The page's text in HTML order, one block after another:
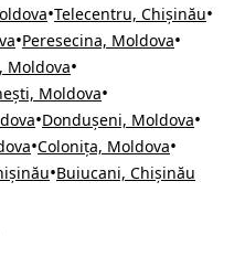
•Telecentru, Chișinău•
•Peresecina, Moldova•
Moldova•
Moldova•
•Dondușeni, Moldova•
•Colonița, Moldova•
•Buiucani, Chișinău